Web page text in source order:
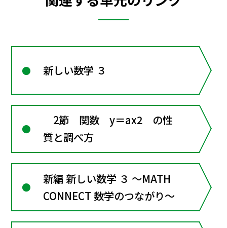
新しい数学 ３
2節 関数 y＝ax2 の性
質と調べ方
新編 新しい数学 ３ ～MATH
CONNECT 数学のつながり～